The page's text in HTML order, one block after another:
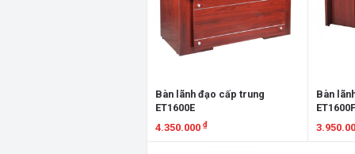
Bàn lãnh đạo cấp trung
ET1600E
4.350.000 ₫
Bàn
ET1600F